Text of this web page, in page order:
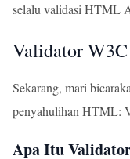
selalu validasi HTML
Validator W3C
Sekarang, mari
penyahulihan HTML:
Apa Itu